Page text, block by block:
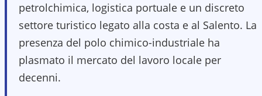
petrolchimica, logistica portuale e un discreto
settore turistico legato alla costa e al Salento. La
presenza del polo chimico-industriale ha
plasmato il mercato del lavoro locale per
decenni.